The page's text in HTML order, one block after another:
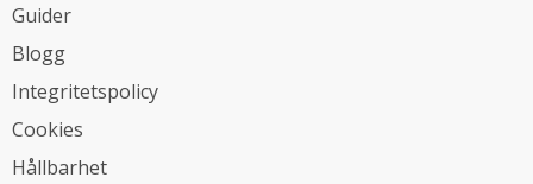
Guider
Blogg
Integritetspolicy
Cookies
Hållbarhet